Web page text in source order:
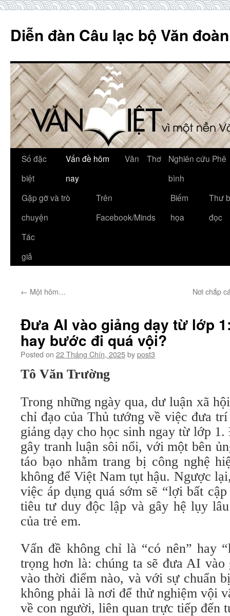
content
Diễn đàn Câu lạc bộ Văn
Số đặc
biệt
Vấn đề hôm
nay
Văn Thơ
Nghiên cứu Phê
bình
Gặp gỡ và trò
chuyện
Trên
Facebook/Minds
Biếm
họa
Thư
đọc
Tác
giả
← Một hôm… Nơi chắp
Đưa AI vào giảng dạy từ lớp
hay bước đi quá vội?
Posted on 22 Tháng Chín, 2025bypost3
Tô Văn Trường
Trong những ngày qua, dư luận xã
chỉ đạo của Thủ tướng về việc đưa
giảng dạy cho học sinh ngay từ lớp
gây tranh luận sôi nổi, với một bên
táo bạo nhằm trang bị công nghệ
không để Việt Nam tụt hậu. Ngược
việc áp dụng quá sớm sẽ “lợi bất
tiêu tư duy độc lập và gây hệ lụy
của trẻ em.
Vấn đề không chỉ là “có nên” hay
trọng hơn là: chúng ta sẽ đưa AI vào
vào thời điểm nào, và với sự chuẩn
không phải là nơi để thử nghiệm vội
về con người, liên quan trực tiếp đến